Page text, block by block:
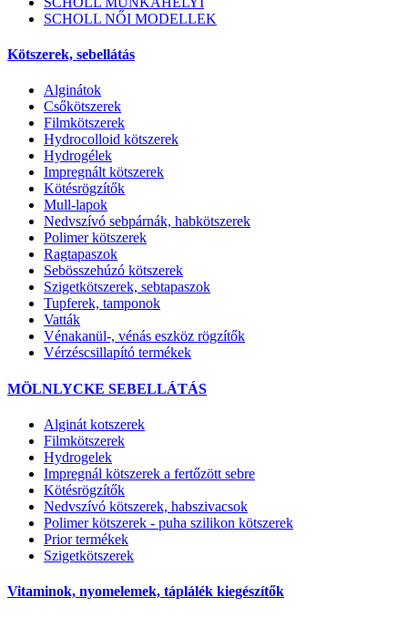
SCHOLL NŐI MODELLEK
Kötszerek, sebellátás
Alginátok
Csőkötszerek
Filmkötszerek
Hydrocolloid kötszerek
Hydrogélek
Impregnált kötszerek
Kötésrögzítők
Mull-lapok
Nedvszívó sebpárnák, habkötszerek
Polimer kötszerek
Ragtapaszok
Sebösszehúzó kötszerek
Szigetkötszerek, sebtapaszok
Tupferek, tamponok
Vatták
Vénakanül-, vénás eszköz rögzítők
Vérzéscsillapító termékek
MÖLNLYCKE SEBELLÁTÁS
Alginát kotszerek
Filmkötszerek
Hydrogelek
Impregnál kötszerek a fertőzött sebre
Kötésrögzítők
Nedvszívó kötszerek, habszivacsok
Polimer kötszerek - puha szilikon kötszerek
Prior termékek
Szigetkötszerek
Vitaminok, nyomelemek, táplálék kiegészítők